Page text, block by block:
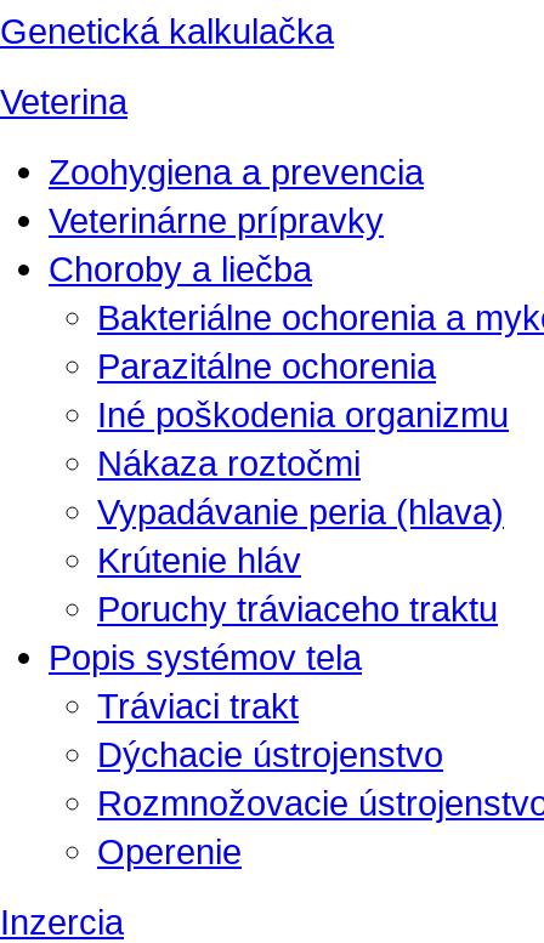
Genetická kalkulačka
Veterina
Zoohygiena a prevencia
Veterinárne prípravky
Choroby a liečba
Bakteriálne ochorenia a
Parazitálne ochorenia
Iné poškodenia organizmu
Nákaza roztočmi
Vypadávanie peria (hlava)
Krútenie hláv
Poruchy tráviaceho traktu
Popis systémov tela
Tráviaci trakt
Dýchacie ústrojenstvo
Rozmnožovacie
Operenie
Inzercia